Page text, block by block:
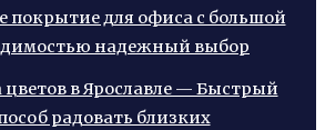
покрытие для офиса с большой
надежный выбор
цветов в Ярославле — Быстрый
радовать близких